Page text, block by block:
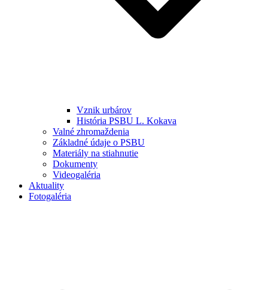
Vznik urbárov
História PSBU L. Kokava
Valné zhromaždenia
Základné údaje o PSBU
Materiály na stiahnutie
Dokumenty
Videogaléria
Aktuality
Fotogaléria